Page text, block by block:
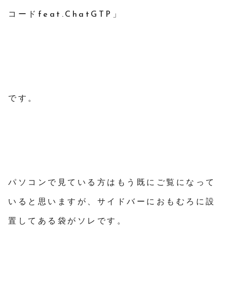
コードfeat.ChatGTP」
です。
パソコンで見ている方はもう既にご覧になって
いると思いますが、サイドバーにおもむろに設
置してある袋がソレです。